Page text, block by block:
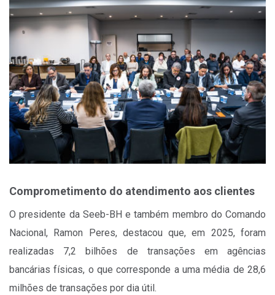
Comprometimento do atendimento aos clientes
O presidente da Seeb-BH e também membro do Comando
Nacional, Ramon Peres, destacou que, em 2025, foram
realizadas 7,2 bilhões de transações em agências
bancárias físicas, o que corresponde a uma média de 28,6
milhões de transações por dia útil.